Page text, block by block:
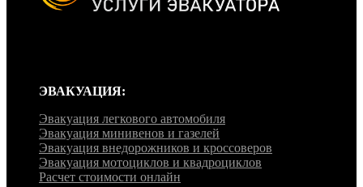
ЭВАКУАЦИЯ:
Эвакуация легкового автомобиля
Эвакуация минивенов и газелей
Эвакуация внедорожников и кроссоверов
Эвакуация мотоциклов и квадроциклов
Расчет стоимости онлайн